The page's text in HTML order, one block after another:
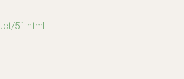
51.html